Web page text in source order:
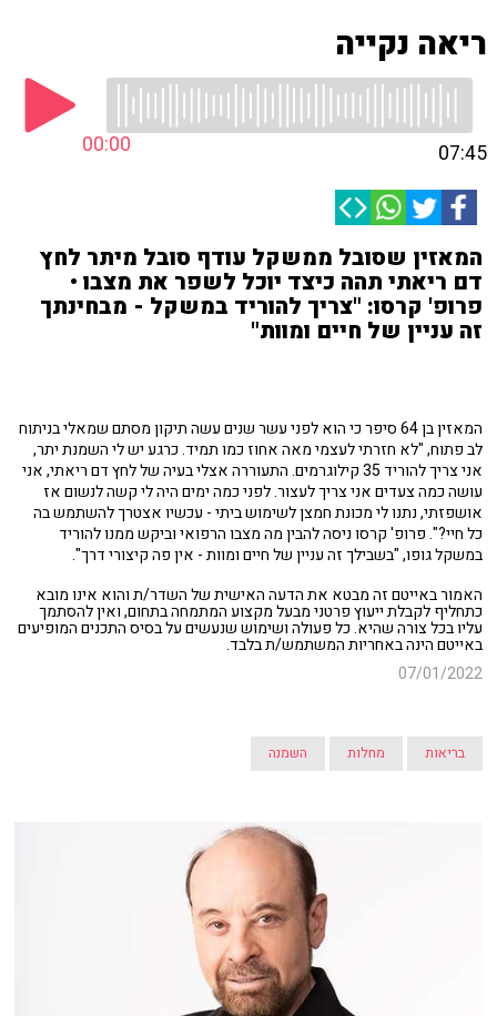
ריאה נקייה
00:00 07:45
המאזין שסובל ממשקל עודף סובל מיתר לחץ
דם ריאתי תהה כיצד יוכל לשפר את מצבו •
פרופ' קרסו: "צריך להוריד במשקל - מבחינתך
זה עניין של חיים ומוות"
המאזין בן 64 סיפר כי הוא לפני עשר שנים עשה תיקון מסתם שמאלי בניתוח
לב פתוח, "לא חזרתי לעצמי מאה אחוז כמו תמיד. כרגע יש לי השמנת יתר,
אני צריך להוריד 35 קילוגרמים. התעוררה אצלי בעיה של לחץ דם ריאתי, אני
עושה כמה צעדים אני צריך לעצור. לפני כמה ימים היה לי קשה לנשום אז
אושפזתי, נתנו לי מכונת חמצן לשימוש ביתי - עכשיו אצטרך להשתמש בה
כל חיי?". פרופ' קרסו ניסה להבין מה מצבו הרפואי וביקש ממנו להוריד
במשקל גופו, "בשבילך זה עניין של חיים ומוות - אין פה קיצורי דרך".
האמור באייטם זה מבטא את הדעה האישית של השדר/ת והוא אינו מובא
כתחליף לקבלת ייעוץ פרטני מבעל מקצוע המתמחה בתחום, ואין להסתמך
עליו בכל צורה שהיא. כל פעולה ושימוש שנעשים על בסיס התכנים המופיעים
באייטם הינה באחריות המשתמש/ת בלבד.
07/01/2022
בריאות מחלות השמנה